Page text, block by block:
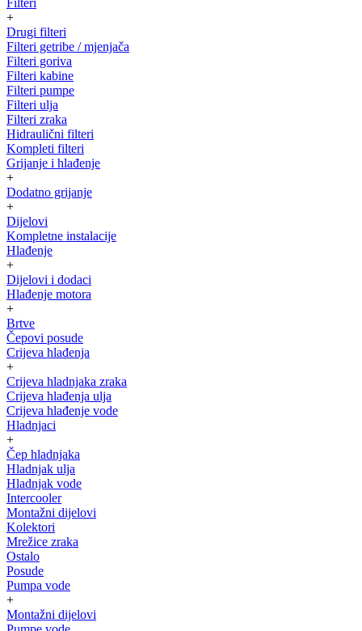
Filteri
+
Drugi filteri
Filteri getribe / mjenjača
Filteri goriva
Filteri kabine
Filteri pumpe
Filteri ulja
Filteri zraka
Hidraulični filteri
Kompleti filteri
Grijanje i hlađenje
+
Dodatno grijanje
+
Dijelovi
Kompletne instalacije
Hlađenje
+
Dijelovi i dodaci
Hlađenje motora
+
Brtve
Čepovi posude
Crijeva hlađenja
+
Crijeva hladnjaka zraka
Crijeva hlađenja ulja
Crijeva hlađenje vode
Hladnjaci
+
Čep hladnjaka
Hladnjak ulja
Hladnjak vode
Intercooler
Montažni dijelovi
Kolektori
Mrežice zraka
Ostalo
Posude
Pumpa vode
+
Montažni dijelovi